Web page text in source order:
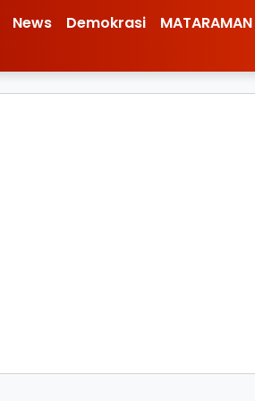
News Demokrasi MATARAMAN